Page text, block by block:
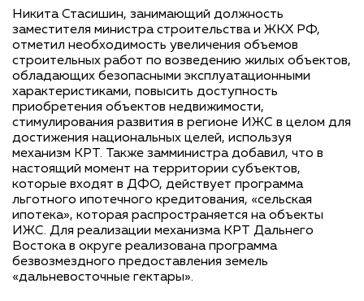
Никита Стасишин, занимающий должность
заместителя министра строительства и ЖКХ РФ,
отметил необходимость увеличения объемов
строительных работ по возведению жилых объектов,
обладающих безопасными эксплуатационными
характеристиками, повысить доступность
приобретения объектов недвижимости,
стимулирования развития в регионе ИЖС в целом для
достижения национальных целей, используя
механизм КРТ. Также замминистра добавил, что в
настоящий момент на территории субъектов,
которые входят в ДФО, действует программа
льготного ипотечного кредитования, «сельская
ипотека», которая распространяется на объекты
ИЖС. Для реализации механизма КРТ Дальнего
Востока в округе реализована программа
безвозмездного предоставления земель
«дальневосточные гектары».